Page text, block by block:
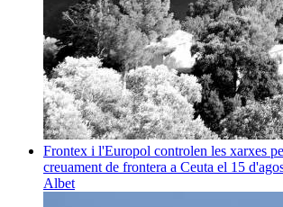
Frontex i l'Europol controlen les xarxes
creuament de frontera a Ceuta el 15
Albet